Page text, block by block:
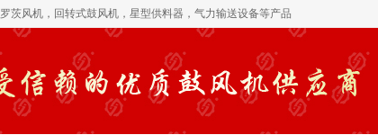
罗茨风机 ， 回转式鼓风机 ， 星型供料器，气力输送设备等产品